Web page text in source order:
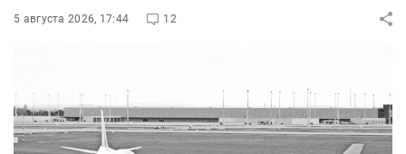
5 августа 2026, 17:44 12